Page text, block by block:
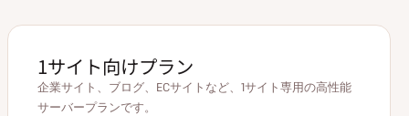
1サイト向けプラン
企業サイト、ブログ、ECサイトなど、1サイト専用の高性能
サーバープランです。